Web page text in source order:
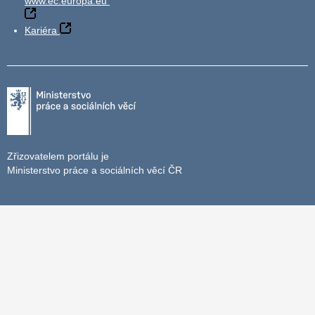
Kariéra
Zřizovatelem portálu je
Ministerstvo práce a sociálních věcí ČR